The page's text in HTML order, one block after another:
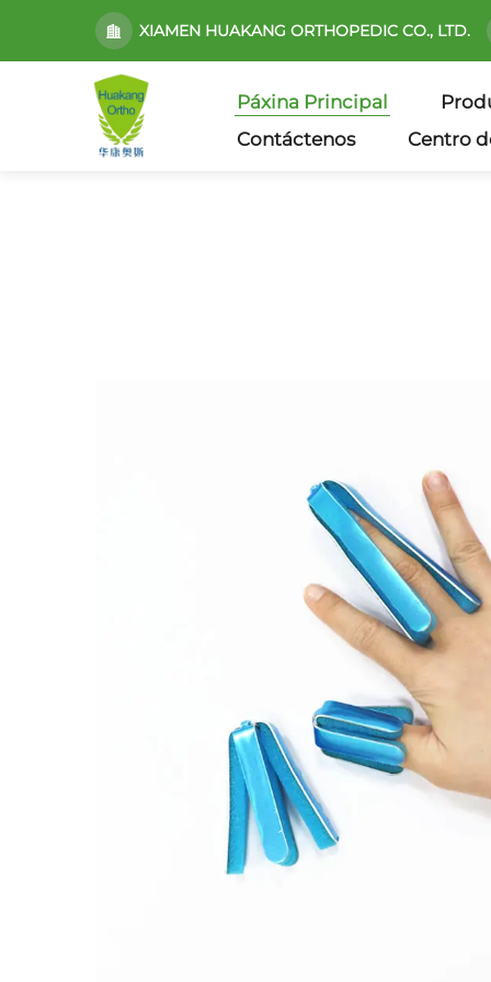
XIAMEN HUAKANG ORTHOPEDIC CO., LTD.
Páxina Principal
Contáctenos
Centro